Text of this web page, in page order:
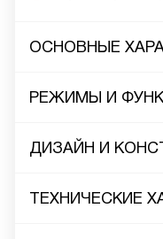
ОСНОВНЫЕ
РЕЖИМЫ И
ДИЗАЙН И
ТЕХНИЧЕСКИЕ